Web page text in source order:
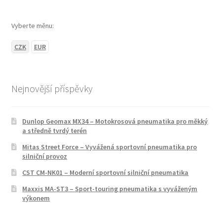
Vyberte měnu:
CZK EUR
Nejnovější příspěvky
Dunlop Geomax MX34 – Motokrosová pneumatika pro měkký
a středně tvrdý terén
Mitas Street Force – Vyvážená sportovní pneumatika pro
silniční provoz
CST CM-NK01 – Moderní sportovní silniční pneumatika
Maxxis MA-ST3 – Sport-touring pneumatika s vyváženým
výkonem